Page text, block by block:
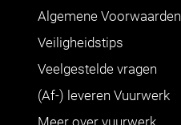
Algemene Voorwaarden
Veiligheidstips
Veelgestelde vragen
(Af-) leveren Vuurwerk